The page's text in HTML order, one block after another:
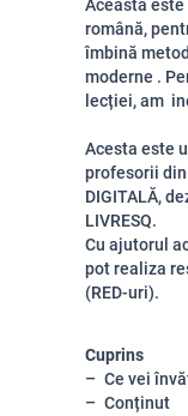
Aceasta
română,
îmbină
moderne .
lecției, am
Acesta este
profesorii din
DIGITALĂ,
LIVRESQ.
Cu ajutorul
pot realiza
(RED-uri).
Cuprins
Ce vei
Conținut